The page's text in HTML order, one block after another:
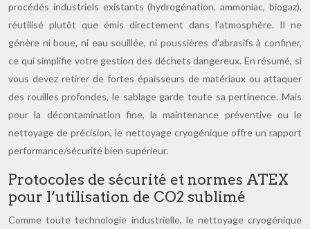
procédés industriels existants (hydrogénation, ammoniac, biogaz),
réutilisé plutôt que émis directement dans l’atmosphère. Il ne
génère ni boue, ni eau souillée, ni poussières d’abrasifs à confiner,
ce qui simplifie votre gestion des déchets dangereux. En résumé, si
vous devez retirer de fortes épaisseurs de matériaux ou attaquer
des rouilles profondes, le sablage garde toute sa pertinence. Mais
pour la décontamination fine, la maintenance préventive ou le
nettoyage de précision, le nettoyage cryogénique offre un rapport
performance/sécurité bien supérieur.
Protocoles de sécurité et normes ATEX
pour l’utilisation de CO2 sublimé
Comme toute technologie industrielle, le nettoyage cryogénique